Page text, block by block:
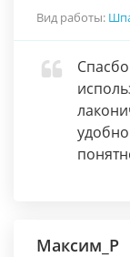
Вид работы:
Максим_P